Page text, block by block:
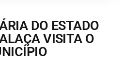
DO ESTADO
VISITA O